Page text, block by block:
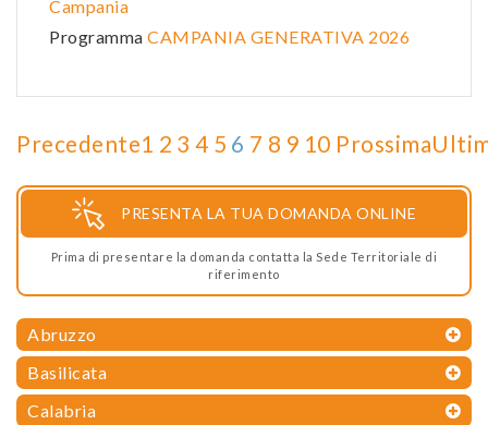
Campania
Programma CAMPANIA GENERATIVA 2026
Precedente1 2 3 4 5 6 7 8 9 10 Prossima
PRESENTA LA TUA DOMANDA ONLINE
Prima di presentare la domanda contatta la Sede Territoriale di
riferimento
Abruzzo
Basilicata
Calabria